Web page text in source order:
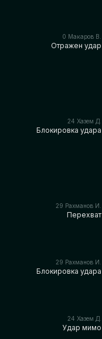
0 Макаров В.
Отражен удар
24 Хазем Д.
Блокировка удара
29 Рахманов И.
Перехват
29 Рахманов И.
Блокировка удара
24 Хазем Д.
Удар мимо